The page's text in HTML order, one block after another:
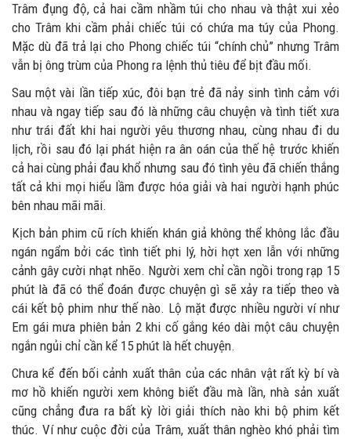
Trâm đụng độ, cả hai cầm nhầm túi cho nhau và thật xui xẻo
cho Trâm khi cầm phải chiếc túi có chứa ma túy của Phong.
Mặc dù đã trả lại cho Phong chiếc túi “chính chủ” nhưng Trâm
vẫn bị ông trùm của Phong ra lệnh thủ tiêu để bịt đầu mối.
Sau một vài lần tiếp xúc, đôi bạn trẻ đã nảy sinh tình cảm với
nhau và ngay tiếp sau đó là những câu chuyện và tình tiết xưa
như trái đất khi hai người yêu thương nhau, cùng nhau đi du
lịch, rồi sau đó lại phát hiện ra ân oán của thế hệ trước khiến
cả hai cùng phải đau khổ nhưng sau đó tình yêu đã chiến thắng
tất cả khi mọi hiểu lầm được hóa giải và hai người hạnh phúc
bên nhau mãi mãi.
Kịch bản phim cũ rích khiến khán giả không thể không lắc đầu
ngán ngẩm bởi các tình tiết phi lý, hời hợt xen lẫn với những
cảnh gây cười nhạt nhẽo. Người xem chỉ cần ngồi trong rạp 15
phút là đã có thể đoán được chuyện gì sẽ xảy ra tiếp theo và
cái kết bộ phim như thế nào. Lộ mặt được nhiều người ví như
Em gái mưa phiên bản 2 khi cố gắng kéo dài một câu chuyện
ngắn ngủi chỉ cần kể 15 phút là hết chuyện.
Chưa kể đến bối cảnh xuất thân của các nhân vật rất kỳ bí và
mơ hồ khiến người xem không biết đầu mà lần, nhà sản xuất
cũng chẳng đưa ra bất kỳ lời giải thích nào khi bộ phim kết
thúc. Ví như cuộc đời của Trâm, xuất thân nghèo khó phải tìm